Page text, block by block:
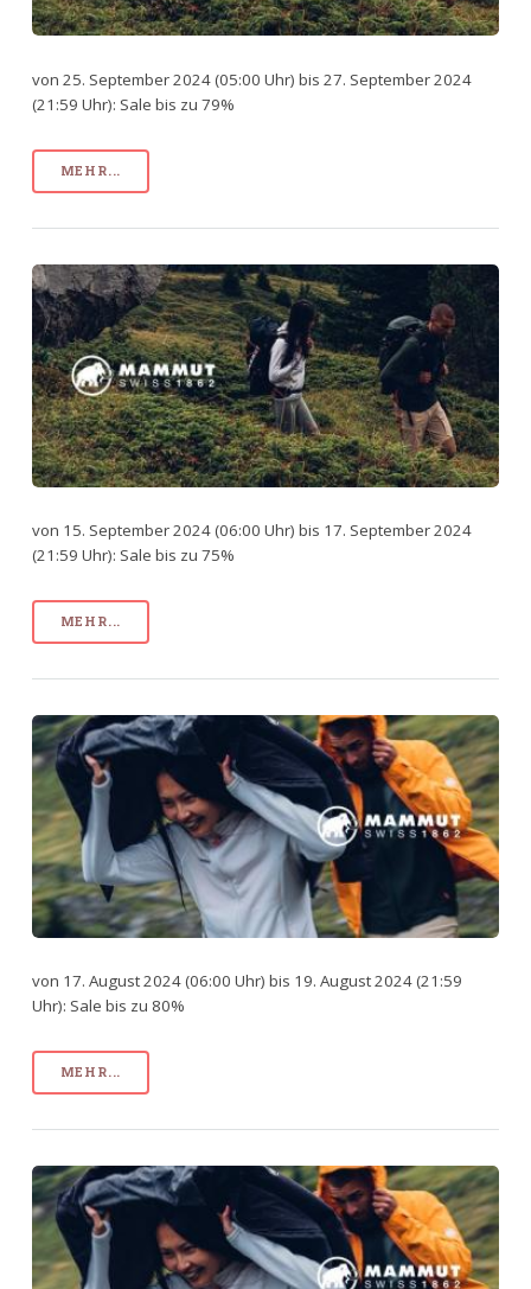
von 25. September 2024 (05:00 Uhr) bis 27. September 2024
(21:59 Uhr): Sale bis zu 79%
MEHR...
von 15. September 2024 (06:00 Uhr) bis 17. September 2024
(21:59 Uhr): Sale bis zu 75%
MEHR...
von 17. August 2024 (06:00 Uhr) bis 19. August 2024 (21:59
Uhr): Sale bis zu 80%
MEHR...